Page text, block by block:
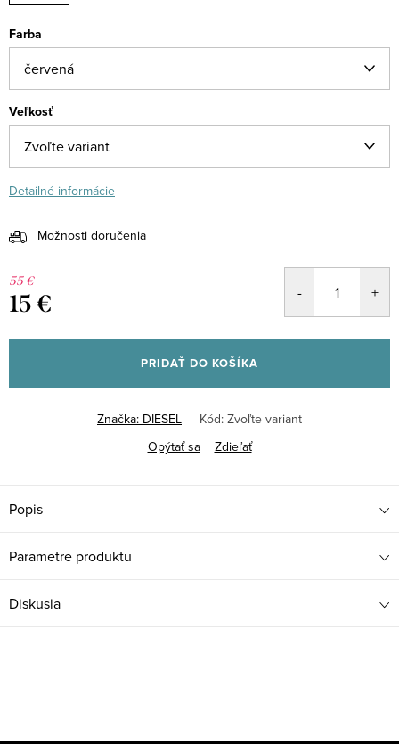
Farba
Veľkosť
Detailné informácie
Možnosti doručenia
55 €
15 €
cena:
PRIDAŤ DO KOŠÍKA
Značka: DIESEL Kód: Zvoľte variant
Opýtať sa
Zdieľať
Popis
Parametre produktu
Diskusia